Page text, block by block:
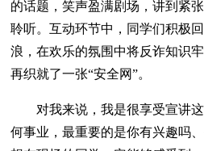
的话题，笑声盈满剧场，讲到紧
聆听。互动环节中，同学们积极
浪，在欢乐的氛围中将反诈知识
再织就了一张“安全网”。
对我来说，我是很享受宣讲这
何事业，最重要的是你有兴趣吗